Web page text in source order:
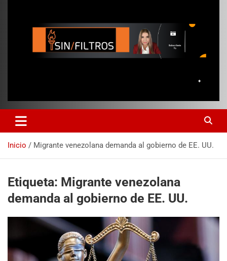
Inicio Migrante venezolana demanda al gobierno de EE. UU.
Etiqueta: Migrante venezolana
demanda al gobierno de EE. UU.